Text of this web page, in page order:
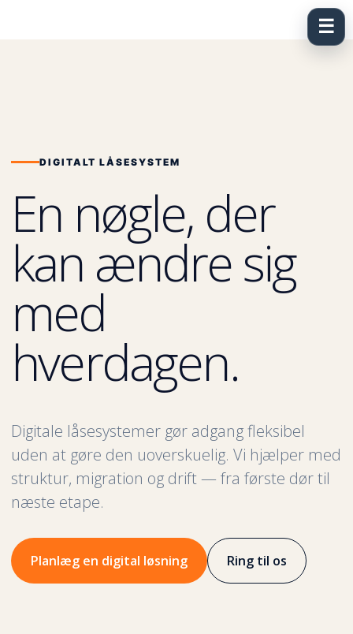
DIGITALT LÅSESYSTEM
En nøgle, der
kan ændre sig
med
hverdagen.
Digitale låsesystemer gør adgang fleksibel
uden at gøre den uoverskuelig. Vi hjælper med
struktur, migration og drift — fra første dør til
næste etape.
Planlæg en digital løsning Ring til os
☰